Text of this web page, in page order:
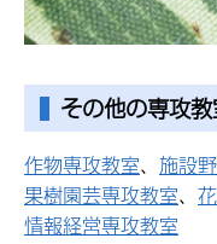
その他の専攻
作物専攻教室、 施設
果樹園芸専攻教室、
情報経営専攻教室